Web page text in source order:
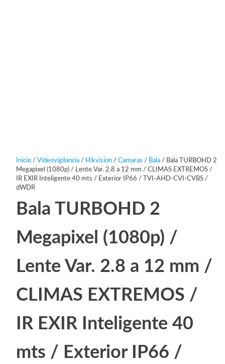
Inicio/ Videovigilancia/ Hikvision/ Camaras / Bala/ Bala TURBOHD 2
Megapixel (1080p) / Lente Var. 2.8 a 12 mm / CLIMAS EXTREMOS /
IR EXIR Inteligente 40 mts / Exterior IP66 / TVI-AHD-CVI-CVBS /
dWDR
Bala TURBOHD 2
Megapixel (1080p) /
Lente Var. 2.8 a 12 mm /
CLIMAS EXTREMOS /
IR EXIR Inteligente 40
mts / Exterior IP66 /